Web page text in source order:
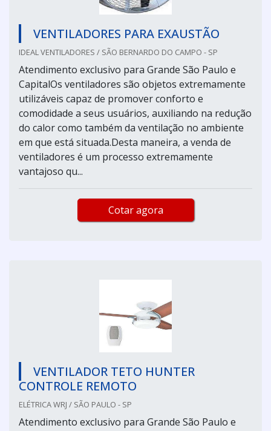
VENTILADORES PARA EXAUSTÃO
IDEAL VENTILADORES / SÃO BERNARDO DO CAMPO - SP
Atendimento exclusivo para Grande São Paulo e
CapitalOs ventiladores são objetos extremamente
utilizáveis capaz de promover conforto e
comodidade a seus usuários, auxiliando na redução
do calor como também da ventilação no ambiente
em que está situada.Desta maneira, a venda de
ventiladores é um processo extremamente
vantajoso qu...
Cotar agora
VENTILADOR TETO HUNTER
CONTROLE REMOTO
ELÉTRICA WRJ / SÃO PAULO - SP
Atendimento exclusivo para Grande São Paulo e